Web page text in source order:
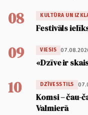
08 KULTŪRA UN
Festivāls
09 VIESIS
«Dzīve ir
10 DZĪVESSTILS
Komsi – čau-
Valmierā